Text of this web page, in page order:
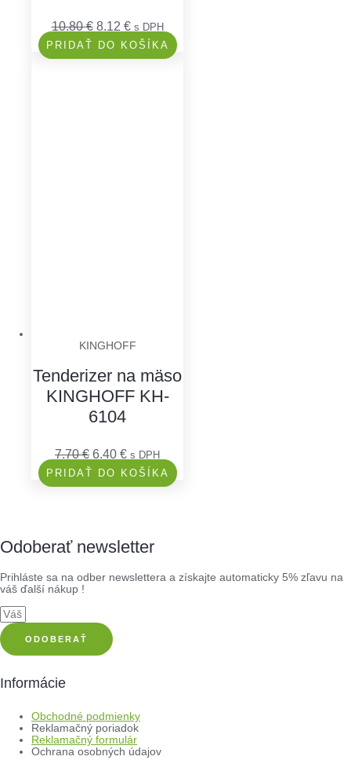
10.80€ 8.12 € s DPH
PRIDAŤ DO KOŠÍKA
KINGHOFF
Tenderizer na mäso
KINGHOFF KH-
6104
7.70€ 6.40 € s DPH
PRIDAŤ DO KOŠÍKA
Odoberať newsletter
Prihláste sa na odber newslettera a získajte automaticky 5% zľavu na
váš ďalší nákup !
ODOBERAŤ
Informácie
Obchodné podmienky
Reklamačný poriadok
Reklamačný formulár
Ochrana osobných údajov